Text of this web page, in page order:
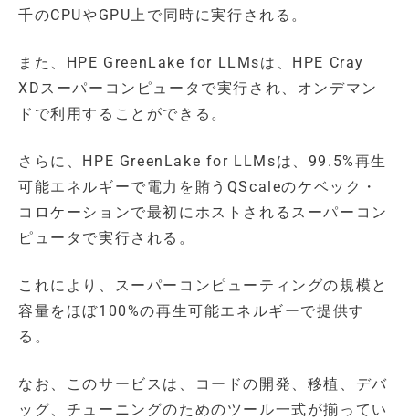
千のCPUやGPU上で同時に実行される。
また、HPE GreenLake for LLMsは、HPE Cray
XDスーパーコンピュータで実行され、オンデマン
ドで利用することができる。
さらに、HPE GreenLake for LLMsは、99.5%再生
可能エネルギーで電力を賄うQScaleのケベック・
コロケーションで最初にホストされるスーパーコン
ピュータで実行される。
これにより、スーパーコンピューティングの規模と
容量をほぼ100%の再生可能エネルギーで提供す
る。
なお、このサービスは、コードの開発、移植、デバ
ッグ、チューニングのためのツール一式が揃ってい